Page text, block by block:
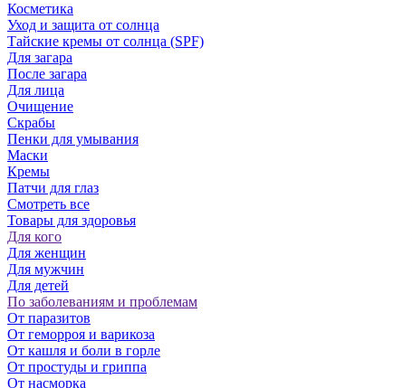
Косметика
Уход и защита от солнца
Тайские кремы от солнца (SPF)
Для загара
После загара
Для лица
Очищение
Скрабы
Пенки для умывания
Маски
Кремы
Патчи для глаз
Смотреть все
Товары для здоровья
Для кого
Для женщин
Для мужчин
Для детей
По заболеваниям и проблемам
От паразитов
Oт геморроя и варикоза
От кашля и боли в горле
От простуды и гриппа
От насморка